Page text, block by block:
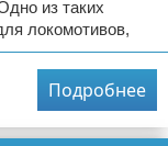
из таких
локомотивов,
Подробнее